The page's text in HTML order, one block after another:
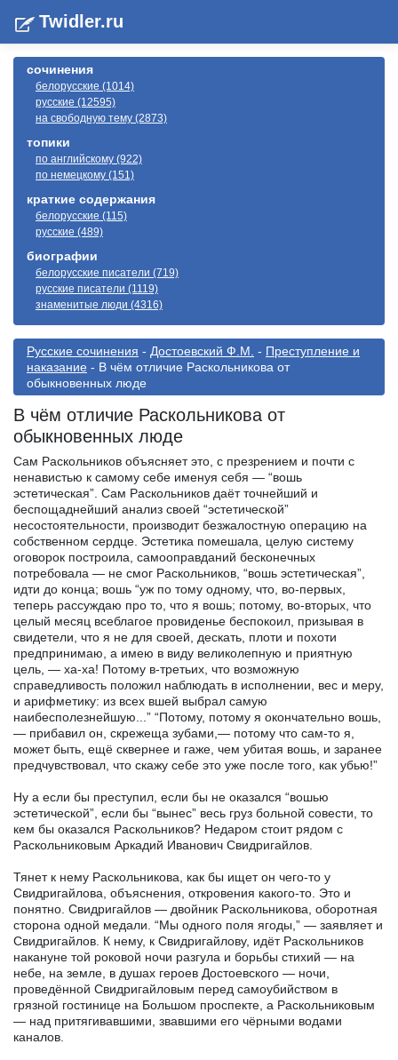
Twidler.ru
сочинения
белорусские (1014)
русские (12595)
на свободную тему (2873)
топики
по английскому (922)
по немецкому (151)
краткие содержания
белорусские (115)
русские (489)
биографии
белорусские писатели (719)
русские писатели (1119)
знаменитые люди (4316)
Русские сочинения - Достоевский Ф.М. - Преступление и
наказание - В чём отличие Раскольникова от
обыкновенных люде
В чём отличие Раскольникова от
обыкновенных люде
Сам Раскольников объясняет это, с презрением и почти с
ненавистью к самому себе именуя себя — “вошь
эстетическая”. Сам Раскольников даёт точнейший и
беспощаднейший анализ своей “эстетической”
несостоятельности, производит безжалостную операцию на
собственном сердце. Эстетика помешала, целую систему
оговорок построила, самооправданий бесконечных
потребовала — не смог Раскольников, “вошь эстетическая”,
идти до конца; вошь “уж по тому одному, что, во-первых,
теперь рассуждаю про то, что я вошь; потому, во-вторых, что
целый месяц всеблагое провиденье беспокоил, призывая в
свидетели, что я не для своей, дескать, плоти и похоти
предпринимаю, а имею в виду великолепную и приятную
цель, — ха-ха! Потому в-третьих, что возможную
справедливость положил наблюдать в исполнении, вес и меру,
и арифметику: из всех вшей выбрал самую
наибесполезнейшую...” “Потому, потому я окончательно вошь,
— прибавил он, скрежеща зубами,— потому что сам-то я,
может быть, ещё сквернее и гаже, чем убитая вошь, и заранее
предчувствовал, что скажу себе это уже после того, как убью!”
Ну а если бы преступил, если бы не оказался “вошью
эстетической”, если бы “вынес” весь груз больной совести, то
кем бы оказался Раскольников? Недаром стоит рядом с
Раскольниковым Аркадий Иванович Свидригайлов.
Тянет к нему Раскольникова, как бы ищет он чего-то у
Свидригайлова, объяснения, откровения какого-то. Это и
понятно. Свидригайлов — двойник Раскольникова, оборотная
сторона одной медали. “Мы одного поля ягоды,” — заявляет и
Свидригайлов. К нему, к Свидригайлову, идёт Раскольников
накануне той роковой ночи разгула и борьбы стихий — на
небе, на земле, в душах героев Достоевского — ночи,
проведённой Свидригайловым перед самоубийством в
грязной гостинице на Большом проспекте, а Раскольниковым
— над притягивавшими, звавшими его чёрными водами
каналов.